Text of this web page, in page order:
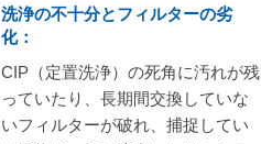
洗浄の不十分とフィルターの劣
化：
CIP（定置洗浄）の死角に汚れが残
っていたり、長期間交換していな
いフィルターが破れ、捕捉してい